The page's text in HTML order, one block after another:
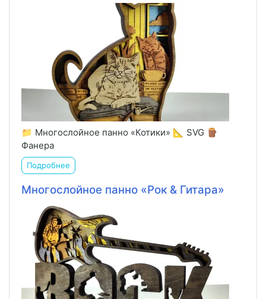
📁 Многослойное панно «Котики» 📐 SVG 🪵
Фанера
Подробнее
Многослойное панно «Рок & Гитара»